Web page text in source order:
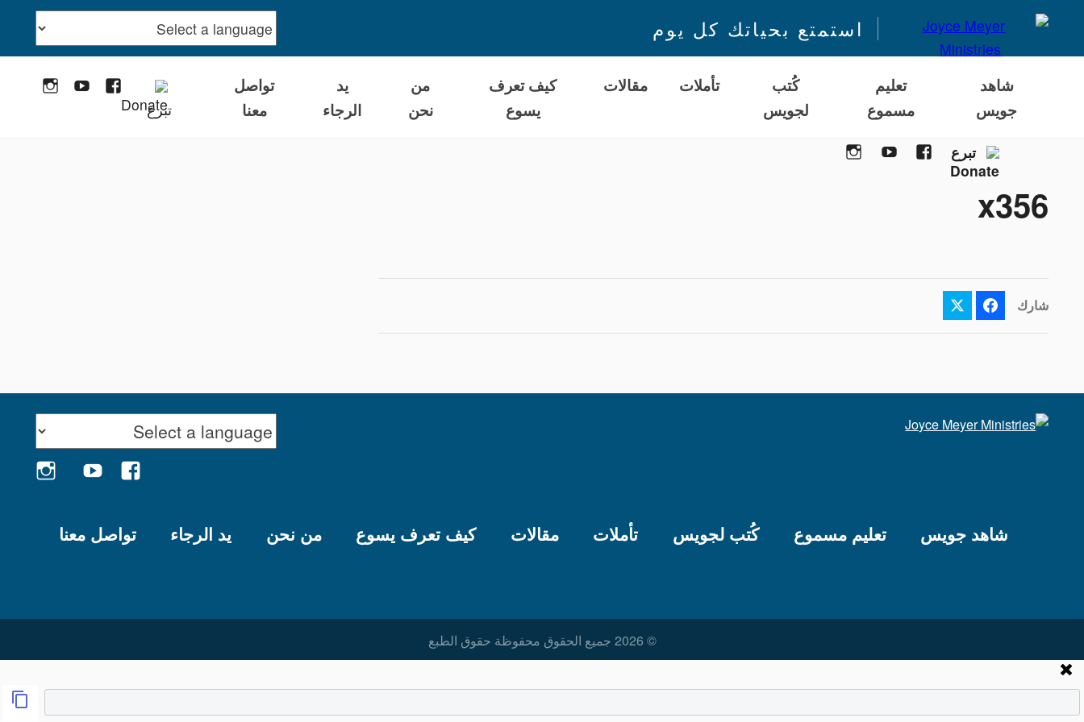
استمتع بحياتك كل يوم
شاهد
جويس
تعليم
مسموع
كُتب
لجويس
تأملات مقالات
كيف تعرف
يسوع
من
نحن
يد
الرجاء
تواصل
معنا
تبرع
Facebook
YouTube
تبرع Facebook
YouTube
Instagram
x356
شارك
FACEBOOK
YOUTUBE
شاهد جويس تعليم مسموع كُتب لجويس تأملات مقالات كيف تعرف يسوع من نحن يد الرجاء تواصل معنا
© 2026 جميع الحقوق محفوظة حقوق الطبع